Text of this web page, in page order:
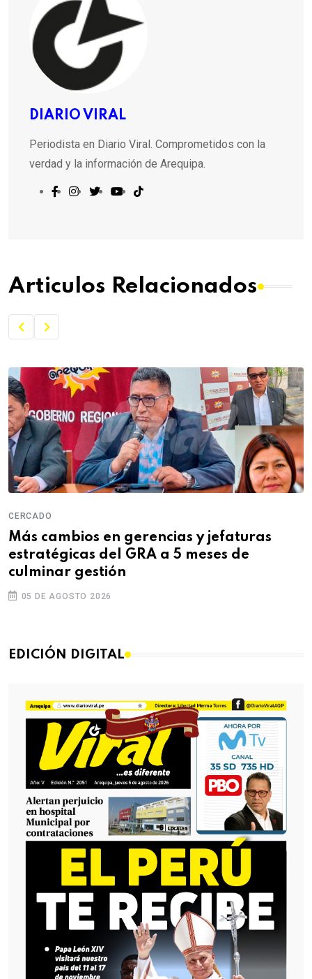
DIARIO VIRAL
Periodista en Diario Viral. Comprometidos con la
verdad y la información de Arequipa.
Articulos Relacionados
CERCADO
Más cambios en gerencias y jefaturas
estratégicas del GRA a 5 meses de
culminar gestión
05 DE AGOSTO 2026
EDICIÓN DIGITAL